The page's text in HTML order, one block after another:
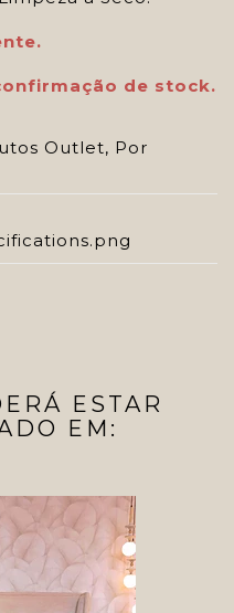
de stock.
Outlet, Por
ESTAR
EM: